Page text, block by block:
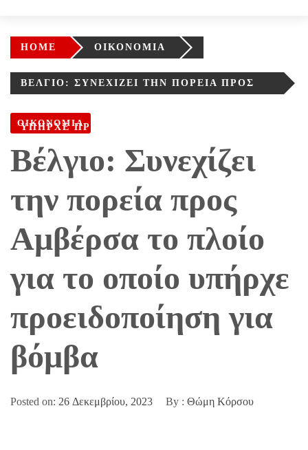
HOME ΟΙΚΟΝΟΜΙΑ
ΒΈΛΓΙΟ: ΣΥΝΕΧΊΖΕΙ ΤΗΝ ΠΟΡΕΊΑ ΠΡΟΣ
ΥΠΉΡΧΕ ΠΡΟΕΙΔΟΠΟΊΗΣΗ ΓΙΑ ΒΌΜΒΑ
ΟΙΚΟΝΟΜΙΑ
Βέλγιο: Συνεχίζει
την πορεία προς
Αμβέρσα το πλοίο
για το οποίο υπήρχε
προειδοποίηση για
βόμβα
Posted on: 26 Δεκεμβρίου, 2023 By : Θώμη Κόρσου